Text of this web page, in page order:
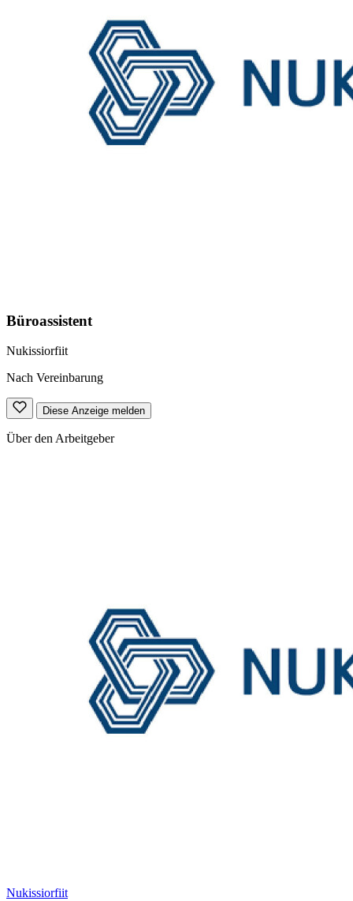
Büroassistent
Nukissiorfiit
Nach Vereinbarung
Diese Anzeige melden
Über den Arbeitgeber
Nukissiorfiit